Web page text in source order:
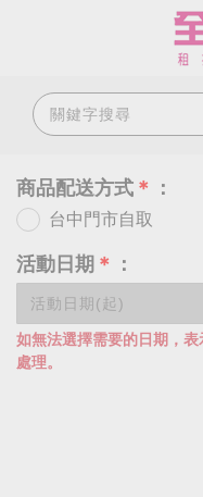
商品配送方式 ＊ ：
台中門市自取
活動日期 ＊ ：
如無法選擇需要的日期，
處理。